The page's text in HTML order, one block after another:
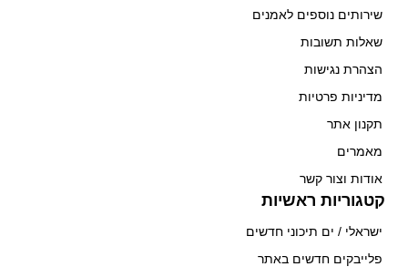
שירותים נוספים לאמנים
שאלות תשובות
הצהרת נגישות
מדיניות פרטיות
תקנון אתר
מאמרים
אודות וצור קשר
קטגוריות ראשיות
ישראלי / ים תיכוני חדשים
פלייבקים חדשים באתר